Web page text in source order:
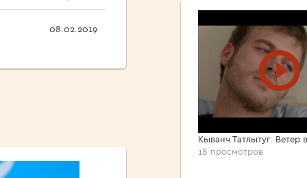
08.02.2019
Кыванч Татлытуг. Ветер
18 просмотров